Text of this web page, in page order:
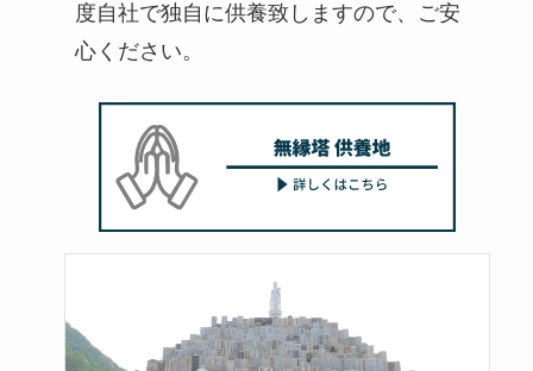
度自社で独自に供養致しますので、ご安
心ください。